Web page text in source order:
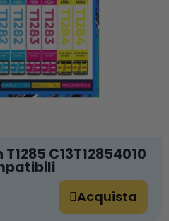
C13T12854010
Acquista